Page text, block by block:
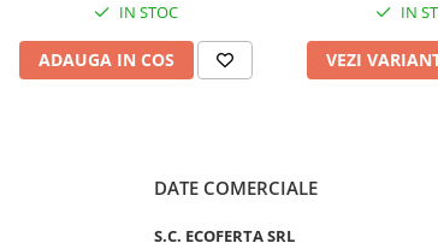
Telecomandă, Cadou +
Garanție 3 Ani
IN STOC
ADAUGA IN COS
Pro
IN
VEZI
DATE COMERCIALE
S.C. ECOFERTA SRL